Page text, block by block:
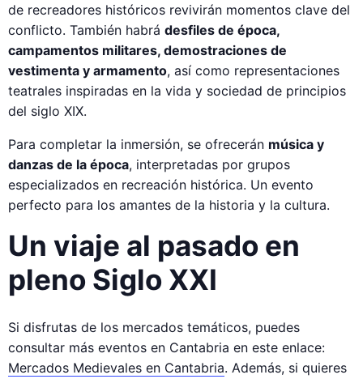
de recreadores históricos revivirán momentos clave del
conflicto. También habrá desfiles de época,
campamentos militares, demostraciones de
vestimenta y armamento, así como representaciones
teatrales inspiradas en la vida y sociedad de principios
del siglo XIX.
Para completar la inmersión, se ofrecerán música y
danzas de la época, interpretadas por grupos
especializados en recreación histórica. Un evento
perfecto para los amantes de la historia y la cultura.
Un viaje al pasado en
pleno Siglo XXI
Si disfrutas de los mercados temáticos, puedes
consultar más eventos en Cantabria en este enlace:
Mercados Medievales en Cantabria​. Además, si quieres